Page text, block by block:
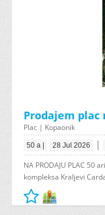
Prodajem plac
Plac | Kopaonik
50 a | 28 Jul 2026 |
NA PRODAJU PLAC 50
kompleksa Kraljevi